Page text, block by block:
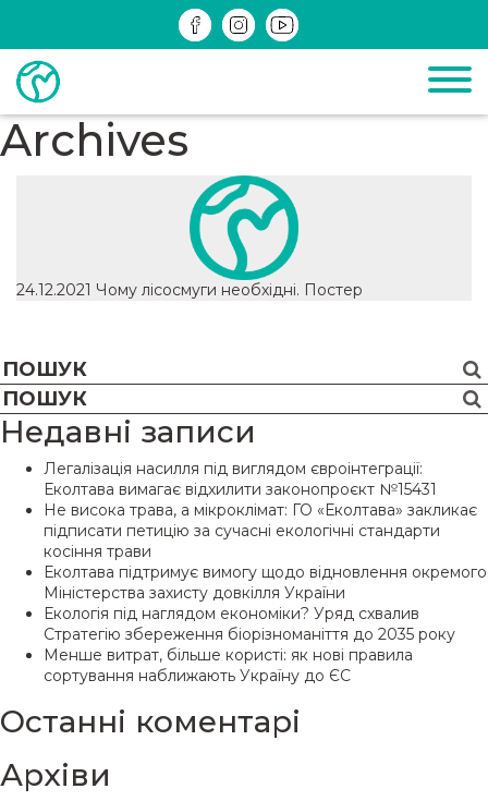
ДІЮЧІ
ІНФОМАТЕРІАЛИ
Archives
24.12.2021 Чому лісосмуги необхідні. Постер
Недавні записи
Легалізація насилля під виглядом євроінтеграції:
Еколтава вимагає відхилити законопроєкт №15431
Не висока трава, а мікроклімат: ГО «Еколтава» закликає
підписати петицію за сучасні екологічні стандарти
косіння трави
Еколтава підтримує вимогу щодо відновлення окремого
Міністерства захисту довкілля України
Екологія під наглядом економіки? Уряд схвалив
Стратегію збереження біорізноманіття до 2035 року
Менше витрат, більше користі: як нові правила
сортування наближають Україну до ЄС
Останні коментарі
Архіви